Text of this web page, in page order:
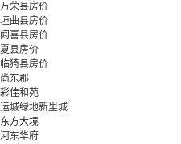
万荣县房价
垣曲县房价
闻喜县房价
夏县房价
临猗县房价
尚东郡
彩佳和苑
运城绿地新里城
东方大境
河东华府